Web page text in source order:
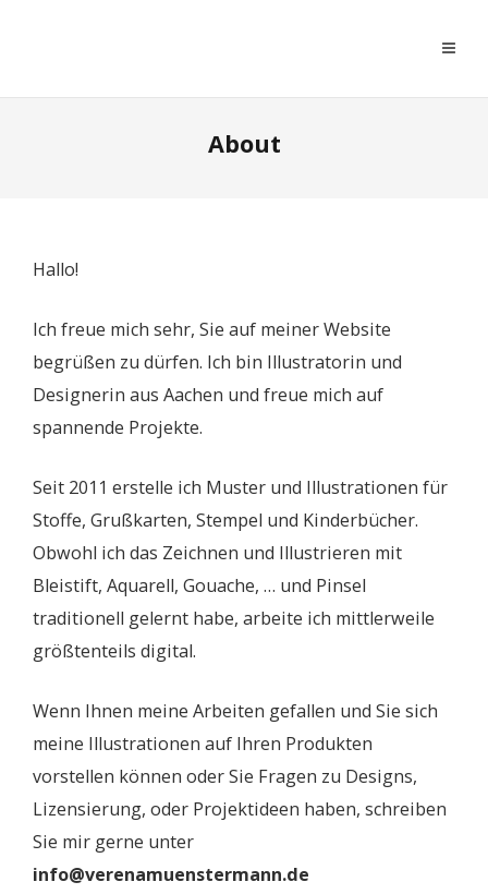
About
Hallo!
Ich freue mich sehr, Sie auf meiner Website
begrüßen zu dürfen. Ich bin Illustratorin und
Designerin aus Aachen und freue mich auf
spannende Projekte.
Seit 2011 erstelle ich Muster und Illustrationen für
Stoffe, Grußkarten, Stempel und Kinderbücher.
Obwohl ich das Zeichnen und Illustrieren mit
Bleistift, Aquarell, Gouache, … und Pinsel
traditionell gelernt habe, arbeite ich mittlerweile
größtenteils digital.
Wenn Ihnen meine Arbeiten gefallen und Sie sich
meine Illustrationen auf Ihren Produkten
vorstellen können oder Sie Fragen zu Designs,
Lizensierung, oder Projektideen haben, schreiben
Sie mir gerne unter
info@verenamuenstermann.de